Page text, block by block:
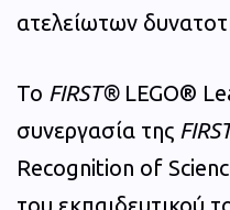
ατελείωτων
Το FIRST®LEGO®
συνεργασία της
Recognition of